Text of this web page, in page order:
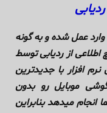
عمل شده و به گونه
از ردیابی توسط
افزار با جدیدترین
موبایل رو بدون
میدهد بنابراین